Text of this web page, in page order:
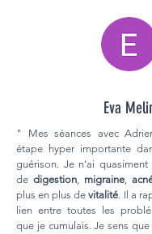
Eva
" Mes séances avec
étape hyper importante
guérison. Je n’ai quasiment
de digestion, migraine,
plus en plus devitalité. Il a
lien entre toutes les
que je cumulais. Je sens